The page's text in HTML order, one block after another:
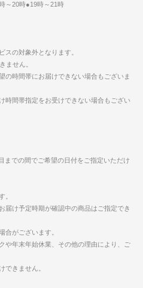
～20時●19時～21時
スの対象外となります。
ません。
の時間帯にお届けできない場合もございま
時間帯指定をお受けできない場合もござい
までの間でご希望の日付をご指定いただけ
。
け予定時期が確認中の商品はご指定でき
合がございます。
や年末年始休業、その他の理由により、ご
できません。